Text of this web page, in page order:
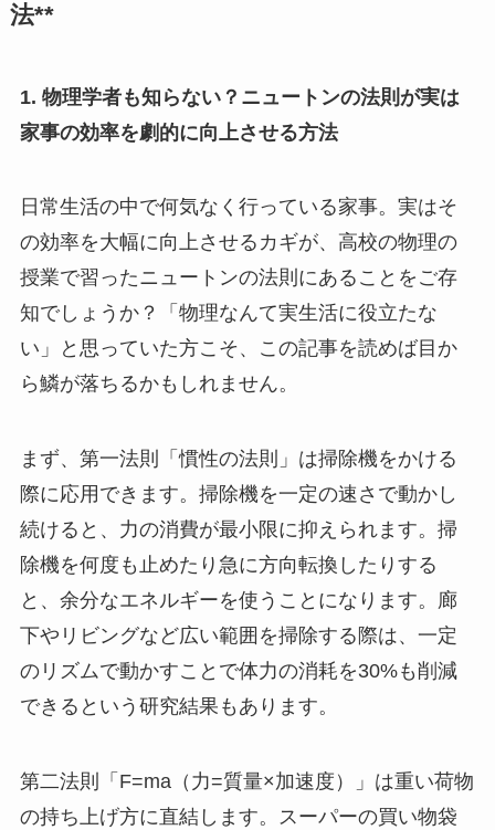
法**
1. 物理学者も知らない？ニュートンの法則が実は
家事の効率を劇的に向上させる方法
日常生活の中で何気なく行っている家事。実はそ
の効率を大幅に向上させるカギが、高校の物理の
授業で習ったニュートンの法則にあることをご存
知でしょうか？「物理なんて実生活に役立たな
い」と思っていた方こそ、この記事を読めば目か
ら鱗が落ちるかもしれません。
まず、第一法則「慣性の法則」は掃除機をかける
際に応用できます。掃除機を一定の速さで動かし
続けると、力の消費が最小限に抑えられます。掃
除機を何度も止めたり急に方向転換したりする
と、余分なエネルギーを使うことになります。廊
下やリビングなど広い範囲を掃除する際は、一定
のリズムで動かすことで体力の消耗を30%も削減
できるという研究結果もあります。
第二法則「F=ma（力=質量×加速度）」は重い荷物
の持ち上げ方に直結します。スーパーの買い物袋